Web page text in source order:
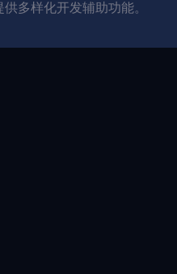
多样化开发辅助功能。